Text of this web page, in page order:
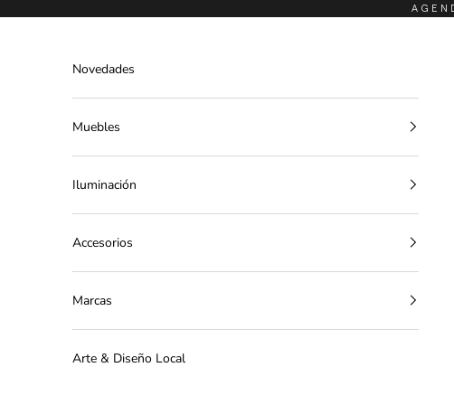
Novedades
Muebles
Iluminación
Accesorios
Marcas
Arte & Diseño Local